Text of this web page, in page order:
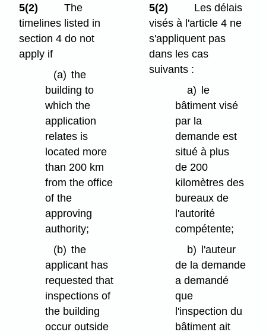
5(2)
The
timelines listed in
section 4 do not
apply if
(a) the
building to
which the
application
relates is
located more
than 200 km
from the office
of the
approving
authority;
(b) the
applicant has
requested that
inspections of
the building
occur outside
5(2)
Les délais
visés à l'article 4 ne
s'appliquent pas
dans les cas
suivants :
a) le
bâtiment visé
par la
demande est
situé à plus
de 200
kilomètres des
bureaux de
l'autorité
compétente;
b) l'auteur
de la demande
a demandé
que
l'inspection du
bâtiment ait